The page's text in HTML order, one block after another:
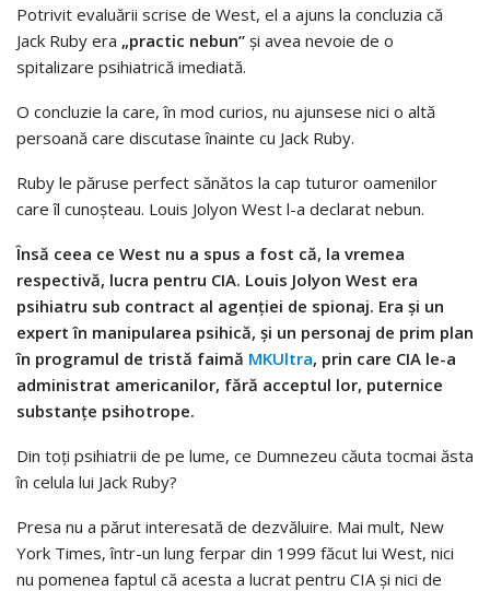
Potrivit evaluării scrise de West, el a ajuns la concluzia că
Jack Ruby era „practic nebun” și avea nevoie de o
spitalizare psihiatrică imediată.
O concluzie la care, în mod curios, nu ajunsese nici o altă
persoană care discutase înainte cu Jack Ruby.
Ruby le păruse perfect sănătos la cap tuturor oamenilor
care îl cunoșteau. Louis Jolyon West l-a declarat nebun.
Însă ceea ce West nu a spus a fost că, la vremea
respectivă, lucra pentru CIA. Louis Jolyon West era
psihiatru sub contract al agenției de spionaj. Era și un
expert în manipularea psihică, și un personaj de prim plan
în programul de tristă faimă MKUltra, prin care CIA le-a
administrat americanilor, fără acceptul lor, puternice
substanțe psihotrope.
Din toți psihiatrii de pe lume, ce Dumnezeu căuta tocmai ăsta
în celula lui Jack Ruby?
Presa nu a părut interesată de dezvăluire. Mai mult, New
York Times, într-un lung ferpar din 1999 făcut lui West, nici
nu pomenea faptul că acesta a lucrat pentru CIA și nici de